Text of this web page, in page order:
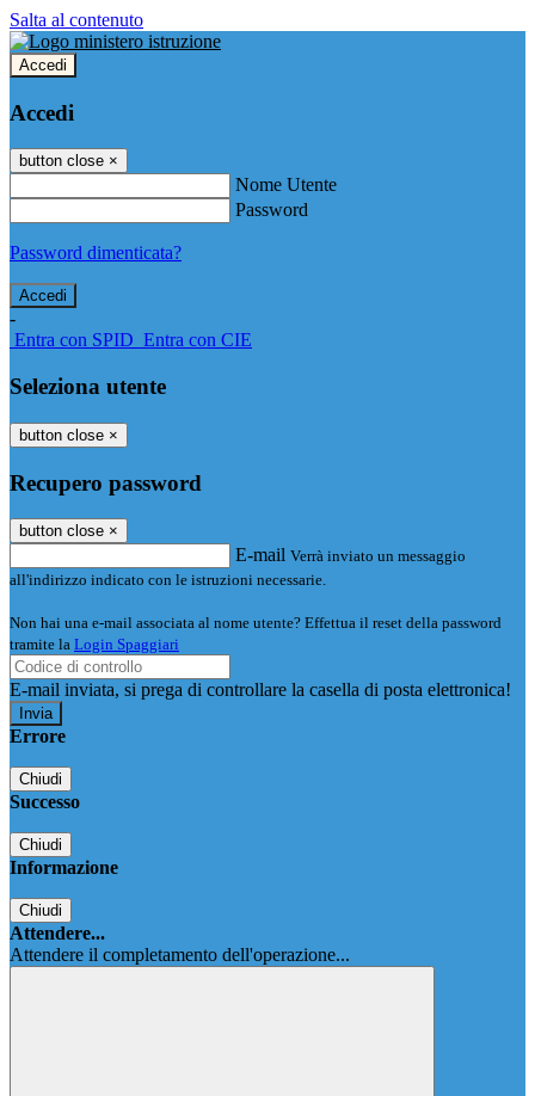
Salta al contenuto
Accedi
Accedi
button close ×
Nome Utente
Password
Password dimenticata?
-
Entra con SPID Entra con CIE
Seleziona utente
button close ×
Recupero password
button close ×
E-mail Verrà inviato un messaggio
all'indirizzo indicato con le istruzioni necessarie.
Non hai una e-mail associata al nome utente? Effettua il reset della password
tramite la Login Spaggiari
E-mail inviata, si prega di controllare la casella di posta elettronica!
Errore
Chiudi
Successo
Chiudi
Informazione
Chiudi
Attendere...
Attendere il completamento dell'operazione...